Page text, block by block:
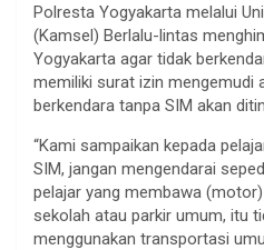
Polresta Yogyakarta melalui
(Kamsel) Berlalu-lintas
Yogyakarta agar tidak
memiliki surat izin mengemudi
berkendara tanpa SIM akan
“Kami sampaikan kepada
SIM, jangan mengendarai
pelajar yang membawa
sekolah atau parkir umum, itu
menggunakan transportasi